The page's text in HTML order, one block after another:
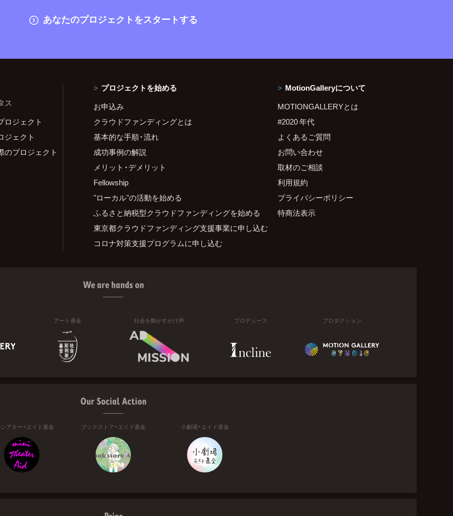
あなたのプロジェクトをスタートする
ス
ロジェクト
ジェクト
のプロジェクト
プロジェクトを始める
お申込み
クラウドファンディングとは
基本的な手順・流れ
成功事例の解説
メリット・デメリット
Fellowship
"ローカル"の活動を始める
ふるさと納税型クラウドファンディングを始める
東京都クラウドファンディング支援事業に申し込む
コロナ対策支援プログラムに申し込む
MotionGalleryについて
MOTIONGALLERYとは
#2020 年代
よくあるご質問
お問い合わせ
取材のご相談
利用規約
プライバシーポリシー
特商法表示
We are hands on
アート基金 社会を動かすかけ声 プロデュース プロダクション
Our Social Action
アター・エイド基金 ブックストア・エイド基金 小劇場・エイド基金